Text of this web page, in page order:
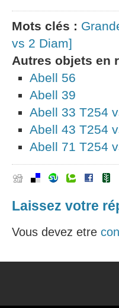
Mots clés :
vs 2 Diam]
Autres objets en
Abell 56
Abell 39
Abell 33 T254
Abell 43 T254
Abell 71 T254
Laissez votre
Vous devez etre